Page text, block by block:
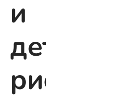
и
дети:
риски,